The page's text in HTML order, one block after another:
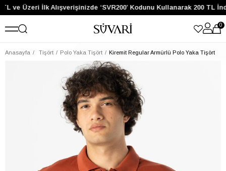
ve Üzeri İlk Alışverişinizde ‘SVR200’ Kodunu Kullanarak 200 TL
0
Anasayfa Tişört Polo Yaka Tişört Kiremit Regular Armürlü Polo Yaka Tişört